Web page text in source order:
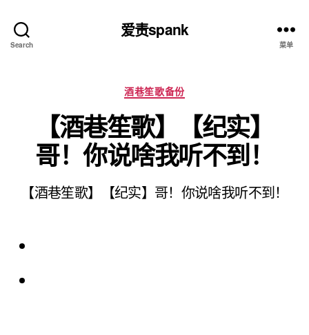
Search
爱责spank
菜单
分
类
酒巷笙歌备份
【酒巷笙歌】【纪实】
哥！你说啥我听不到！
【酒巷笙歌】【纪实】哥！你说啥我听不到！